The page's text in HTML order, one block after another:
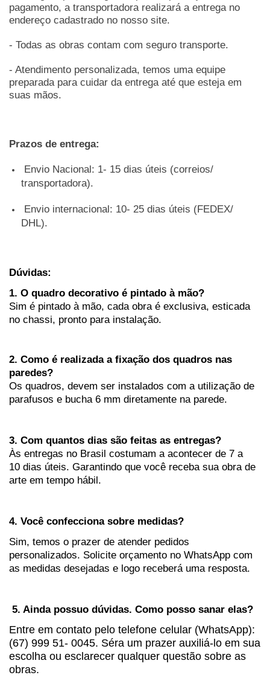
pagamento, a transportadora realizará a entrega no
endereço cadastrado no nosso site.
- Todas as obras contam com seguro transporte.
- Atendimento personalizada, temos uma equipe
preparada para cuidar da entrega até que esteja em
suas mãos.
Prazos de entrega:
Envio Nacional: 1- 15 dias úteis (correios/
transportadora).
Envio internacional: 10- 25 dias úteis (FEDEX/
DHL).
Dúvidas:
1. O quadro decorativo é pintado à mão?
Sim é pintado à mão, cada obra é exclusiva, esticada
no chassi, pronto para instalação.
2. Como é realizada a fixação dos quadros nas
paredes?
Os quadros, devem ser instalados com a utilização de
parafusos e bucha 6 mm diretamente na parede.
3. Com quantos dias são feitas as entregas?
Às entregas no Brasil costumam a acontecer de 7 a
10 dias úteis. Garantindo que você receba sua obra de
arte em tempo hábil.
4. Você confecciona sobre medidas?
Sim, temos o prazer de atender pedidos
personalizados. Solicite orçamento no WhatsApp com
as medidas desejadas e logo receberá uma resposta.
5. Ainda possuo dúvidas. Como posso sanar elas?
Entre em contato pelo telefone celular (WhatsApp):
(67) 999 51- 0045. Séra um prazer auxiliá-lo em sua
escolha ou esclarecer qualquer questão sobre as
obras.